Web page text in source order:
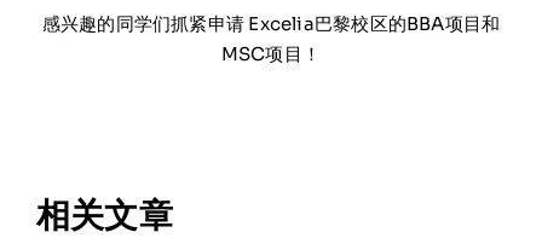
感兴趣的同学们抓紧申请 Excelia巴黎校区的BBA项目和
MSC项目！
相关文章